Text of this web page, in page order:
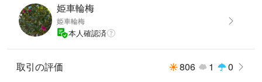
姫車輪梅
姫車輪梅
本人確認済
取引の評価 806 1 0